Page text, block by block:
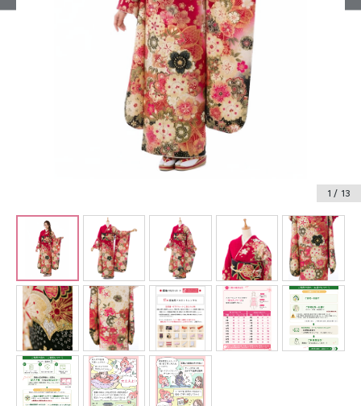
ジュニア着物レンタル
ジュニア洋装レンタル
ベビー洋装レンタル
紋付袴レンタル
留袖レンタル
1 / 13